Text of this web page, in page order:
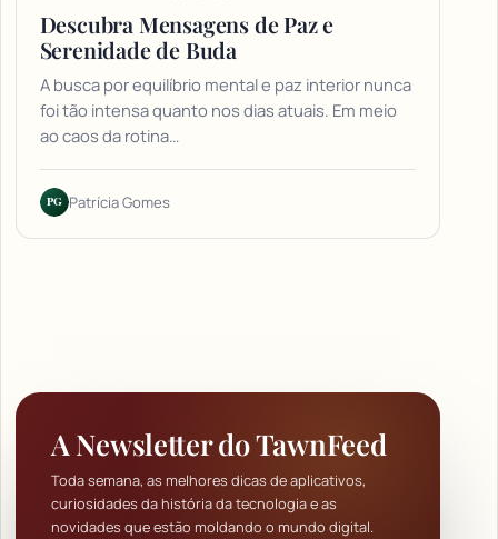
Descubra Mensagens de Paz e
Serenidade de Buda
A busca por equilíbrio mental e paz interior nunca
foi tão intensa quanto nos dias atuais. Em meio
ao caos da rotina…
PG Patrícia Gomes
A Newsletter do TawnFeed
Toda semana, as melhores dicas de aplicativos,
curiosidades da história da tecnologia e as
novidades que estão moldando o mundo digital.